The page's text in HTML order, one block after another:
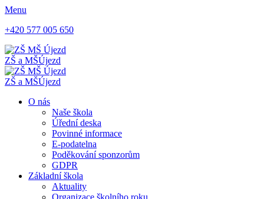
Menu
+420 577 005 650
ZŠ a MŠÚjezd
ZŠ a MŠÚjezd
O nás
Naše škola
Úřední deska
Povinné informace
E-podatelna
Poděkování sponzorům
GDPR
Základní škola
Aktuality
Organizace školního roku